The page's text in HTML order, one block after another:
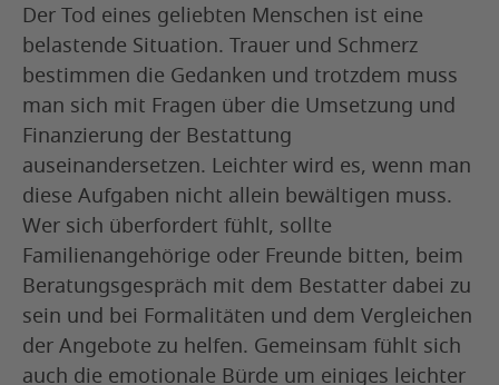
Der Tod eines geliebten Menschen ist eine
belastende Situation. Trauer und Schmerz
bestimmen die Gedanken und trotzdem muss
man sich mit Fragen über die Umsetzung und
Finanzierung der Bestattung
auseinandersetzen. Leichter wird es, wenn man
diese Aufgaben nicht allein bewältigen muss.
Wer sich überfordert fühlt, sollte
Familienangehörige oder Freunde bitten, beim
Beratungsgespräch mit dem Bestatter dabei zu
sein und bei Formalitäten und dem Vergleichen
der Angebote zu helfen. Gemeinsam fühlt sich
auch die emotionale Bürde um einiges leichter